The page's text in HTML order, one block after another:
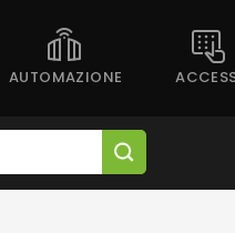
AUTOMAZIONE